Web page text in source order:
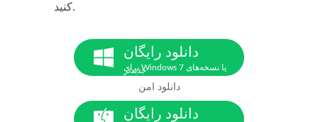
کنید.
دانلود رایگان
برای Windows 7 یا نسخه‌های
جدیدتر
دانلود امن
دانلود رایگان